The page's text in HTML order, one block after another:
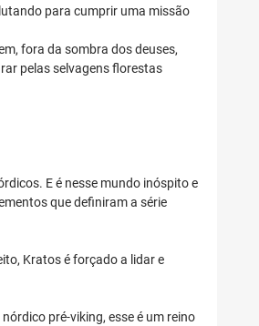
para cumprir uma missão
fora da sombra dos deuses,
pelas selvagens florestas
E é nesse mundo inóspito e
que definiram a série
Kratos é forçado a lidar e
pré-viking, esse é um reino